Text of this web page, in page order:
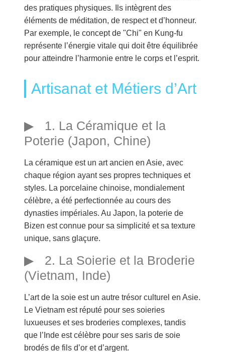
des pratiques physiques. Ils intègrent des
éléments de méditation, de respect et d’honneur.
Par exemple, le concept de "Chi" en Kung-fu
représente l’énergie vitale qui doit être équilibrée
pour atteindre l’harmonie entre le corps et l’esprit.
Artisanat et Métiers d’Art
1. La Céramique et la
Poterie (Japon, Chine)
La céramique est un art ancien en Asie, avec
chaque région ayant ses propres techniques et
styles. La porcelaine chinoise, mondialement
célèbre, a été perfectionnée au cours des
dynasties impériales. Au Japon, la poterie de
Bizen est connue pour sa simplicité et sa texture
unique, sans glaçure.
2. La Soierie et la Broderie
(Vietnam, Inde)
L’art de la soie est un autre trésor culturel en Asie.
Le Vietnam est réputé pour ses soieries
luxueuses et ses broderies complexes, tandis
que l’Inde est célèbre pour ses saris de soie
brodés de fils d’or et d’argent.